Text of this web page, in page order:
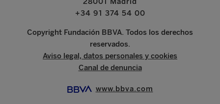
+34 91 374 54 00
Copyright Fundación BBVA. Todos los derechos
reservados.
Aviso legal, datos personales y cookies
Canal de denuncia
www.bbva.com